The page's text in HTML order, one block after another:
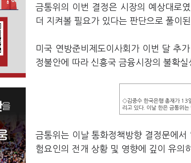
금통위의 이번 결정은 시장의 예상대로
더 지켜볼 필요가 있다는 판단으로 풀이된
미국 연방준비제도이사회가 이번 달 추
정불안에 따라 신흥국 금융시장의 불확실
◇김중수 한국은행 총재가 13
리고 있다. 이날 한은 금통위
금통위는 이날 통화정책방향 결정문에
험요인의 전개 상황 및 영향에 깊이 유의